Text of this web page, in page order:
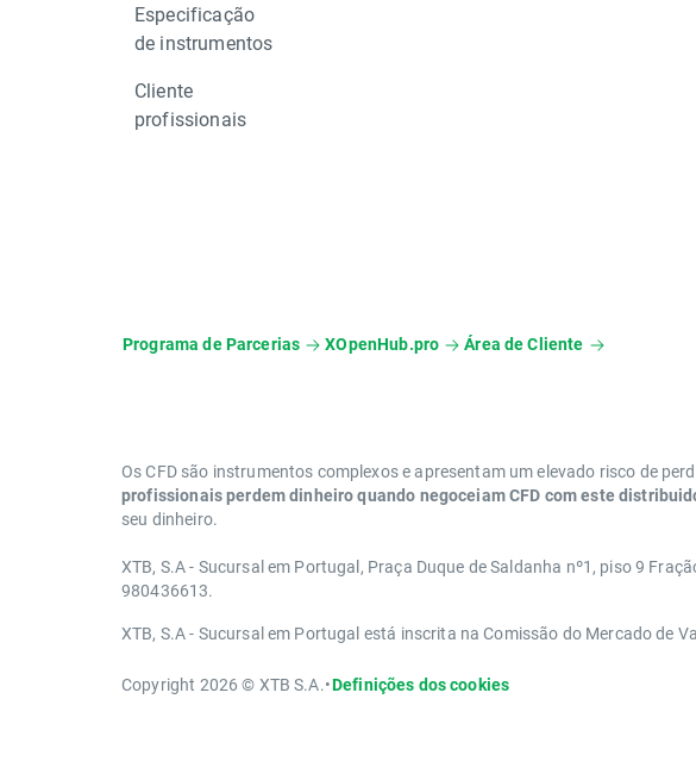
Especificação
de instrumentos
Cliente
profissionais
Programa de Parcerias XOpenHub.pro Área de Cliente
Os CFD são instrumentos complexos e apresentam um elevado risco de
profissionais perdem dinheiro quando negoceiam CFD com este
seu dinheiro.
XTB, S.A - Sucursal em Portugal, Praça Duque de Saldanha nº1, piso 9
980436613.
XTB, S.A - Sucursal em Portugal está inscrita na Comissão do Mercado de
Copyright 2026 © XTB S.A.•Definições dos cookies